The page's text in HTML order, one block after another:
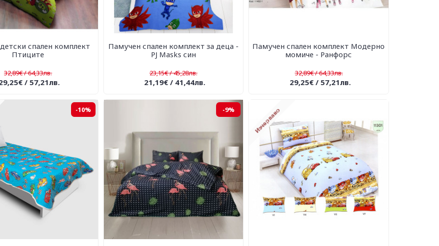
спален комплект
Птиците
32,89€ / 64,33лв.
/ 57,21лв.
Памучен спален комплект за деца -
PJ Masks син
23,15€ / 45,28лв.
21,19€ / 41,44лв.
Памучен спален комплект Модерно
момиче - Ранфорс
32,89€ / 64,33лв.
29,25€ / 57,21лв.
-10% -9%